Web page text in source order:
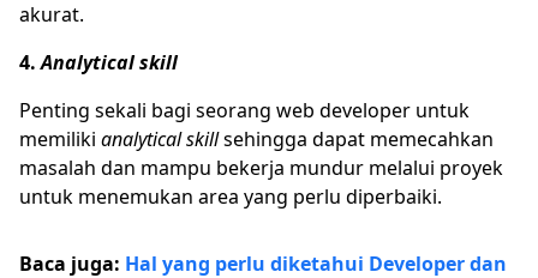
akurat.
4.Analytical skill
Penting sekali bagi seorang web developer untuk
memiliki analytical skillsehingga dapat memecahkan
masalah dan mampu bekerja mundur melalui proyek
untuk menemukan area yang perlu diperbaiki.
Baca juga: Hal yang perlu diketahui Developer dan